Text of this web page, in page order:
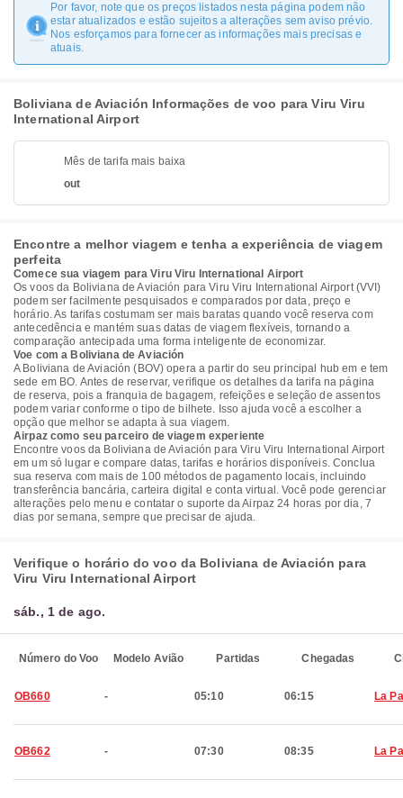
Por favor, note que os preços listados nesta página podem não
estar atualizados e estão sujeitos a alterações sem aviso prévio.
Nos esforçamos para fornecer as informações mais precisas e
atuais.
Boliviana de Aviación Informações de voo para Viru Viru
International Airport
Mês de tarifa mais baixa
out
Encontre a melhor viagem e tenha a experiência de viagem
perfeita
Comece sua viagem para Viru Viru International Airport
Os voos da Boliviana de Aviación para Viru Viru International Airport (VVI)
podem ser facilmente pesquisados e comparados por data, preço e
horário. As tarifas costumam ser mais baratas quando você reserva com
antecedência e mantém suas datas de viagem flexíveis, tornando a
comparação antecipada uma forma inteligente de economizar.
Voe com a Boliviana de Aviación
A Boliviana de Aviación (BOV) opera a partir do seu principal hub em e tem
sede em BO. Antes de reservar, verifique os detalhes da tarifa na página
de reserva, pois a franquia de bagagem, refeições e seleção de assentos
podem variar conforme o tipo de bilhete. Isso ajuda você a escolher a
opção que melhor se adapta à sua viagem.
Airpaz como seu parceiro de viagem experiente
Encontre voos da Boliviana de Aviación para Viru Viru International Airport
em um só lugar e compare datas, tarifas e horários disponíveis. Conclua
sua reserva com mais de 100 métodos de pagamento locais, incluindo
transferência bancária, carteira digital e conta virtual. Você pode gerenciar
alterações pelo menu e contatar o suporte da Airpaz 24 horas por dia, 7
dias por semana, sempre que precisar de ajuda.
Verifique o horário do voo da Boliviana de Aviación para
Viru Viru International Airport
sáb., 1 de ago.
Número do Voo Modelo Avião Partidas Chegadas
OB660 - 05:10 06:15 La
OB662 - 07:30 08:35 La